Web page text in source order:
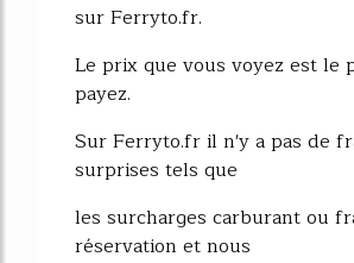
sur Ferryto.fr.
Le prix que vous voyez est le
payez.
Sur Ferryto.fr il n'y a pas de
surprises tels que
les surcharges carburant ou
réservation et nous